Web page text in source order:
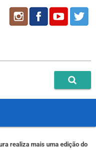
realiza mais uma edição do